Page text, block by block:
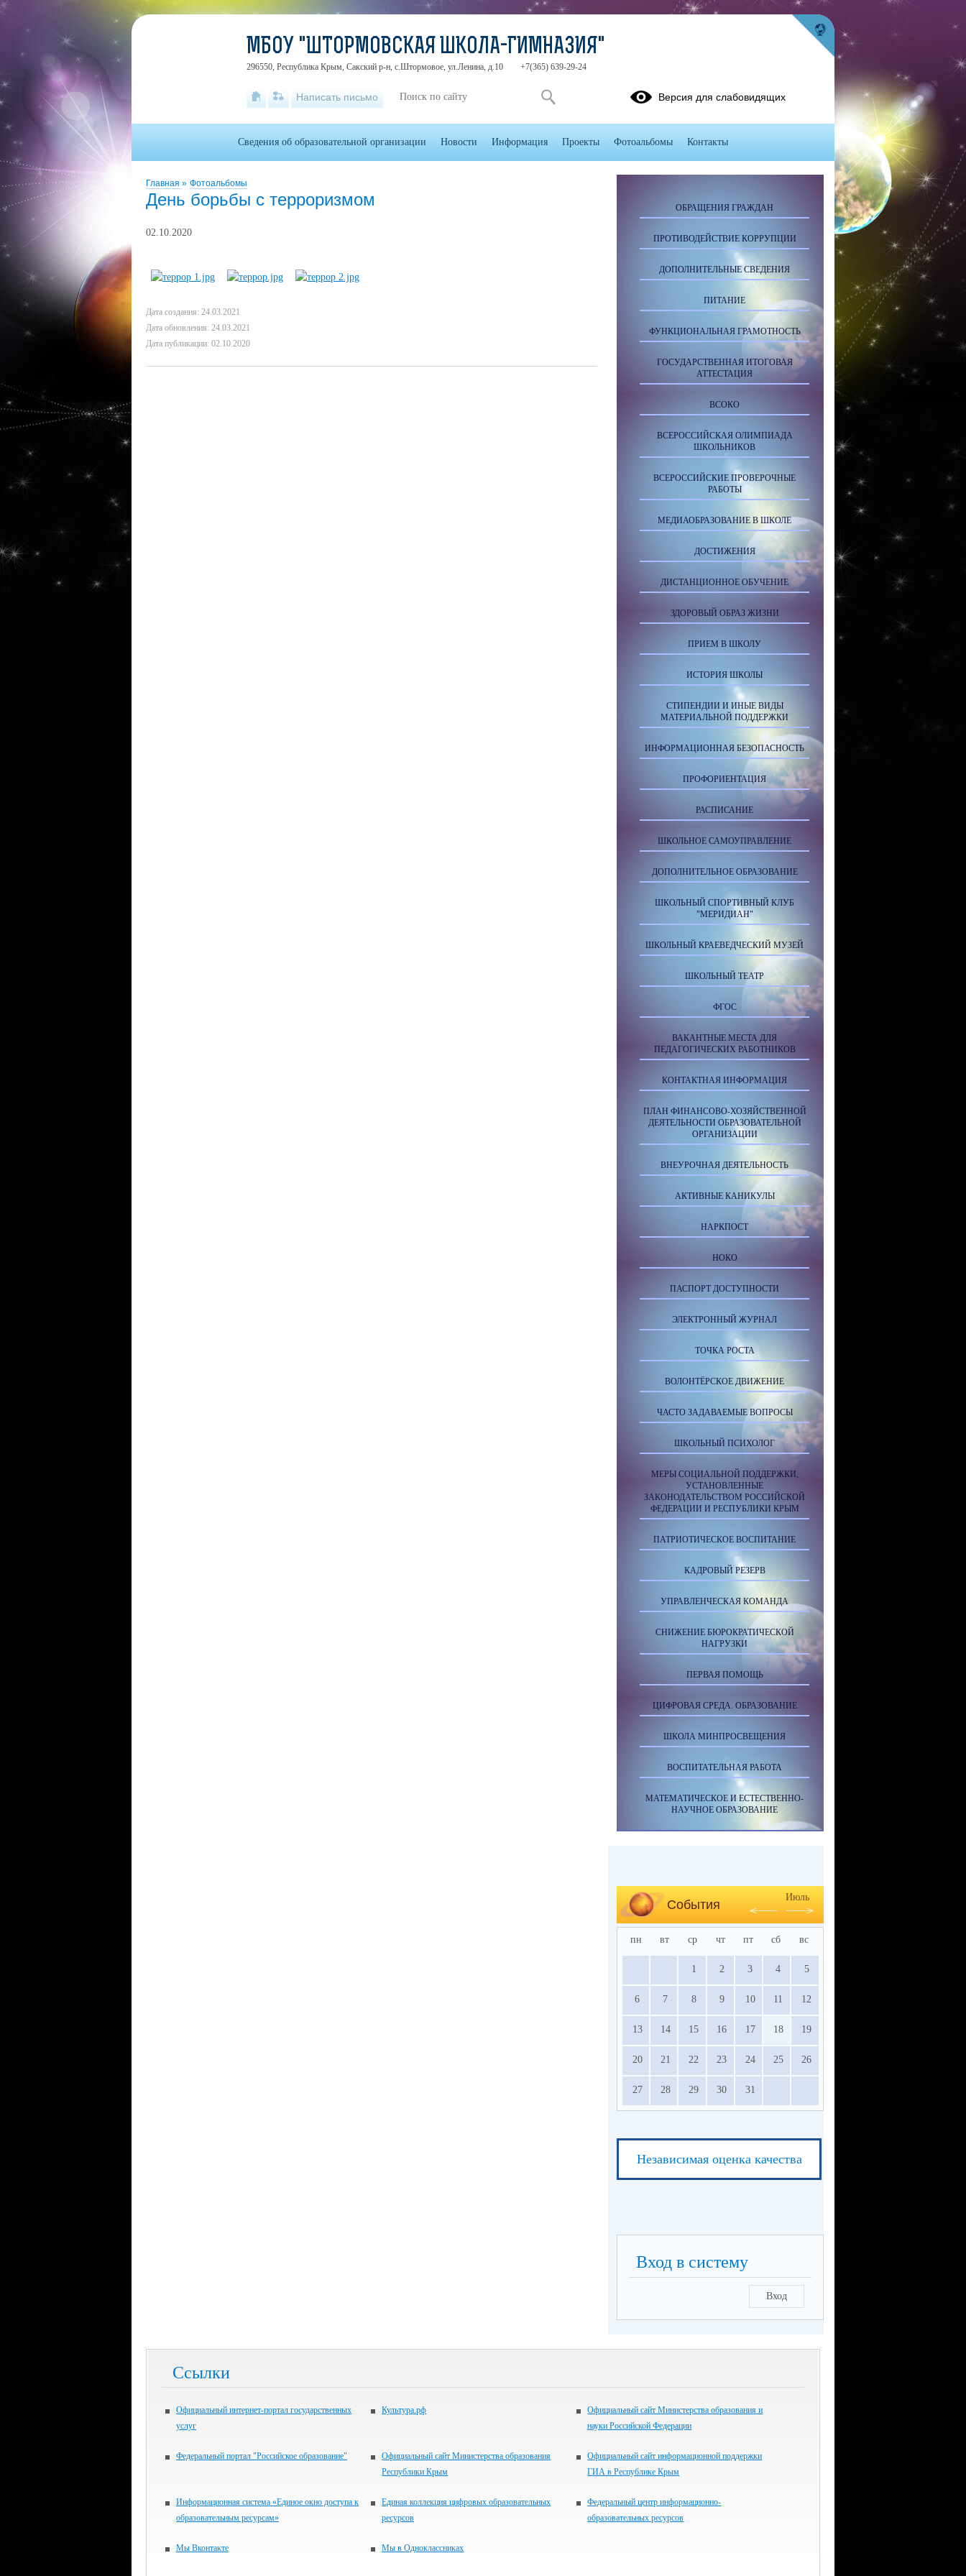
Главная » Фотоальбомы
День борьбы с терроризмом
02.10.2020
Дата создания: 24.03.2021
Дата обновления: 24.03.2021
Дата публикации: 02.10.2020
ОБРАЩЕНИЯ ГРАЖДАН
ПРОТИВОДЕЙСТВИЕ КОРРУПЦИИ
ДОПОЛНИТЕЛЬНЫЕ СВЕДЕНИЯ
ПИТАНИЕ
ФУНКЦИОНАЛЬНАЯ ГРАМОТНОСТЬ
ГОСУДАРСТВЕННАЯ ИТОГОВАЯ
АТТЕСТАЦИЯ
ВСОКО
ВСЕРОССИЙСКАЯ ОЛИМПИАДА
ШКОЛЬНИКОВ
ВСЕРОССИЙСКИЕ ПРОВЕРОЧНЫЕ
РАБОТЫ
МЕДИАОБРАЗОВАНИЕ В ШКОЛЕ
ДОСТИЖЕНИЯ
ДИСТАНЦИОННОЕ ОБУЧЕНИЕ
ЗДОРОВЫЙ ОБРАЗ ЖИЗНИ
ПРИЕМ В ШКОЛУ
ИСТОРИЯ ШКОЛЫ
СТИПЕНДИИ И ИНЫЕ ВИДЫ
МАТЕРИАЛЬНОЙ ПОДДЕРЖКИ
ИНФОРМАЦИОННАЯ БЕЗОПАСНОСТЬ
ПРОФОРИЕНТАЦИЯ
РАСПИСАНИЕ
ШКОЛЬНОЕ САМОУПРАВЛЕНИЕ
ДОПОЛНИТЕЛЬНОЕ ОБРАЗОВАНИЕ
ШКОЛЬНЫЙ СПОРТИВНЫЙ КЛУБ
"МЕРИДИАН"
ШКОЛЬНЫЙ КРАЕВЕДЧЕСКИЙ МУЗЕЙ
ШКОЛЬНЫЙ ТЕАТР
ФГОС
ВАКАНТНЫЕ МЕСТА ДЛЯ
ПЕДАГОГИЧЕСКИХ РАБОТНИКОВ
КОНТАКТНАЯ ИНФОРМАЦИЯ
ПЛАН ФИНАНСОВО-ХОЗЯЙСТВЕННОЙ
ДЕЯТЕЛЬНОСТИ ОБРАЗОВАТЕЛЬНОЙ
ОРГАНИЗАЦИИ
ВНЕУРОЧНАЯ ДЕЯТЕЛЬНОСТЬ
АКТИВНЫЕ КАНИКУЛЫ
НАРКПОСТ
НОКО
ПАСПОРТ ДОСТУПНОСТИ
ЭЛЕКТРОННЫЙ ЖУРНАЛ
ТОЧКА РОСТА
ВОЛОНТЁРСКОЕ ДВИЖЕНИЕ
ЧАСТО ЗАДАВАЕМЫЕ ВОПРОСЫ
ШКОЛЬНЫЙ ПСИХОЛОГ
МЕРЫ СОЦИАЛЬНОЙ ПОДДЕРЖКИ,
УСТАНОВЛЕННЫЕ
ЗАКОНОДАТЕЛЬСТВОМ РОССИЙСКОЙ
ФЕДЕРАЦИИ И РЕСПУБЛИКИ КРЫМ
ПАТРИОТИЧЕСКОЕ ВОСПИТАНИЕ
КАДРОВЫЙ РЕЗЕРВ
УПРАВЛЕНЧЕСКАЯ КОМАНДА
СНИЖЕНИЕ БЮРОКРАТИЧЕСКОЙ
НАГРУЗКИ
ПЕРВАЯ ПОМОЩЬ
ЦИФРОВАЯ СРЕДА. ОБРАЗОВАНИЕ
ШКОЛА МИНПРОСВЕЩЕНИЯ
ВОСПИТАТЕЛЬНАЯ РАБОТА
МАТЕМАТИЧЕСКОЕ И ЕСТЕСТВЕННО-
НАУЧНОЕ ОБРАЗОВАНИЕ
События
Июль
пн вт ср чт пт сб вс
1 2 3 4 5
6 7 8 9 10 11 12
13 14 15 16 17 18 19
20 21 22 23 24 25 26
27 28 29 30 31
Независимая оценка качества
Вход в систему
Вход
Ссылки
Официальный интернет-портал государственных
услуг
Культура.рф
Официальный сайт Министерства образования и
науки Российской Федерации
Федеральный портал "Российское образование"
Официальный сайт Министерства образования
Республики Крым
Официальный сайт информационной поддержки
ГИА в Республике Крым
Информационная система «Единое окно доступа к
образовательным ресурсам»
Единая коллекция цифровых образовательных
ресурсов
Федеральный центр информационно-
образовательных ресурсов
Мы Вконтакте Мы в Одноклассниках
МБОУ "ШТОРМОВСКАЯ ШКОЛА-ГИМНАЗИЯ"
296550, Республика Крым, Сакский р-н, с.Штормовое, ул.Ленина, д.10 +7(365) 639-29-24
Написать письмо Версия для слабовидящих
Сведения об образовательной организации Новости Информация Проекты Фотоальбомы Контакты